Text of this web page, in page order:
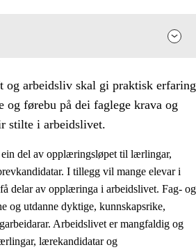
arbeidsliv skal gi praktisk erfaring
og førebu på dei faglege krava og
stilte i arbeidslivet.
del av opplæringsløpet til lærlingar,
I tillegg vil mange elevar i
delar av opplæringa i arbeidslivet. Fag- og
og utdanne dyktige, kunnskapsrike,
Arbeidslivet er mangfaldig og
lærekandidatar og